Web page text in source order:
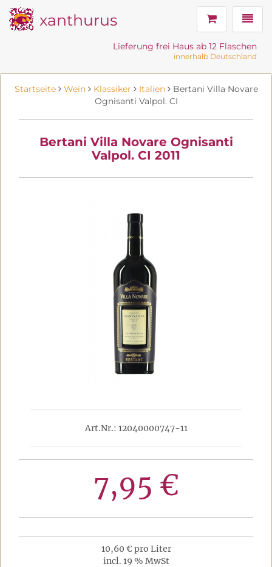
xanthurus
Lieferung frei Haus ab 12 Flaschen
innerhalb Deutschland
Startseite Wein Klassiker Italien Bertani Villa Novare
Ognisanti Valpol. CI
Bertani Villa Novare Ognisanti
Valpol. CI 2011
Art.Nr.: 12040000747-11
7,95 €
10,60 € pro Liter
incl. 19 % MwSt